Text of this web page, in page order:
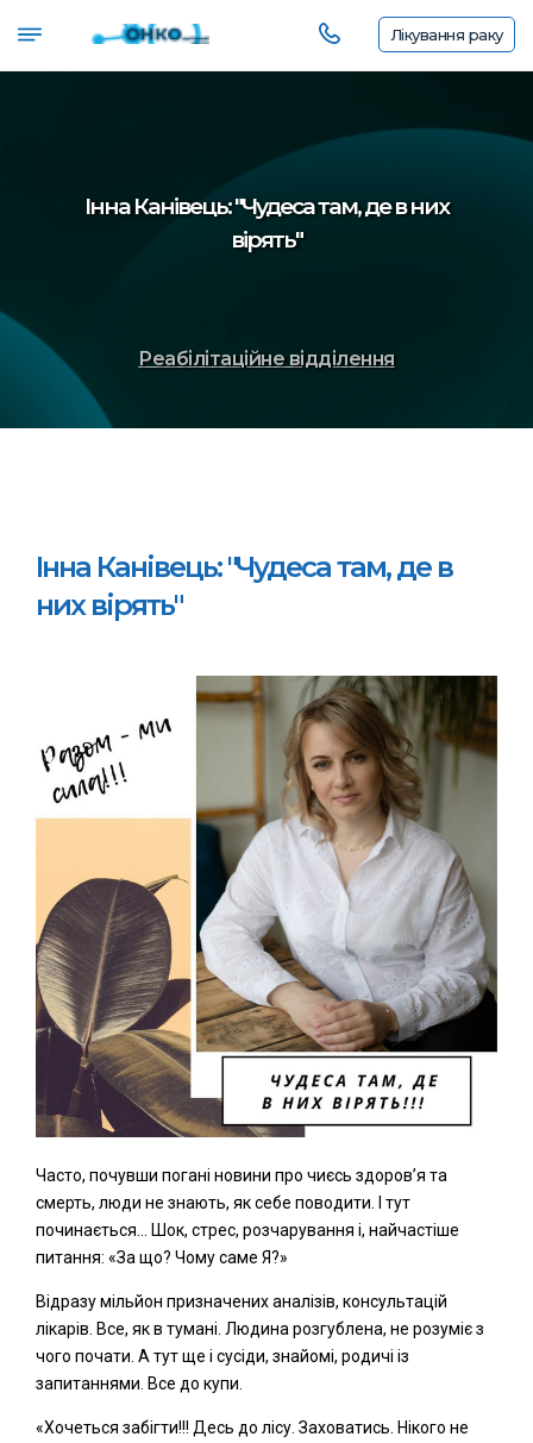
Лікування раку
Інна Канівець: "Чудеса там, де в них
вірять"
Реабілітаційне відділення
Інна Канівець: "Чудеса там, де в
них вірять"
Часто, почувши погані новини про чиєсь здоров’я та
смерть, люди не знають, як себе поводити. І тут
починається… Шок, стрес, розчарування і, найчастіше
питання: «За що? Чому саме Я?»
Відразу мільйон призначених аналізів, консультацій
лікарів. Все, як в тумані. Людина розгублена, не розуміє з
чого почати. А тут ще і сусіди, знайомі, родичі із
запитаннями. Все до купи.
«Хочеться забігти!!! Десь до лісу. Заховатись. Нікого не